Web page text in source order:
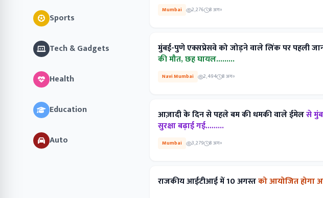
Sports
Tech & Gadgets
Health
Education
Auto
Mumbai 2,276 8 अग॰
मुंबई-पुणे एक्सप्रेसवे को जोड़ने वाले लिंक पर पहली
की मौत, छह घायल.........
Navi Mumbai 2,494 8 अग॰
आज़ादी के दिन से पहले बम की धमकी वाले ईमेलसे
सुरक्षा बढ़ाई गई.........
Mumbai 3,279 8 अग॰
राजकीय आईटीआई में 10 अगस्तको आयोजित होगा